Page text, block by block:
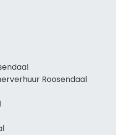
Roosendaal